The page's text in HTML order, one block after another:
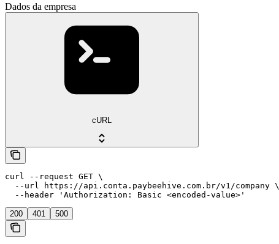
Dados da empresa
cURL
curl --request GET \
  --url https://api.conta.paybeehive.com.br/v1/company \
  --header 'Authorization: Basic <encoded-value>'
200 401 500